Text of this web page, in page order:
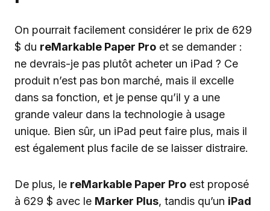
On pourrait facilement considérer le prix de 629
$ du reMarkable Paper Pro et se demander :
ne devrais-je pas plutôt acheter un iPad ? Ce
produit n’est pas bon marché, mais il excelle
dans sa fonction, et je pense qu’il y a une
grande valeur dans la technologie à usage
unique. Bien sûr, un iPad peut faire plus, mais il
est également plus facile de se laisser distraire.
De plus, le reMarkable Paper Pro est proposé
à 629 $ avec le Marker Plus, tandis qu’un iPad